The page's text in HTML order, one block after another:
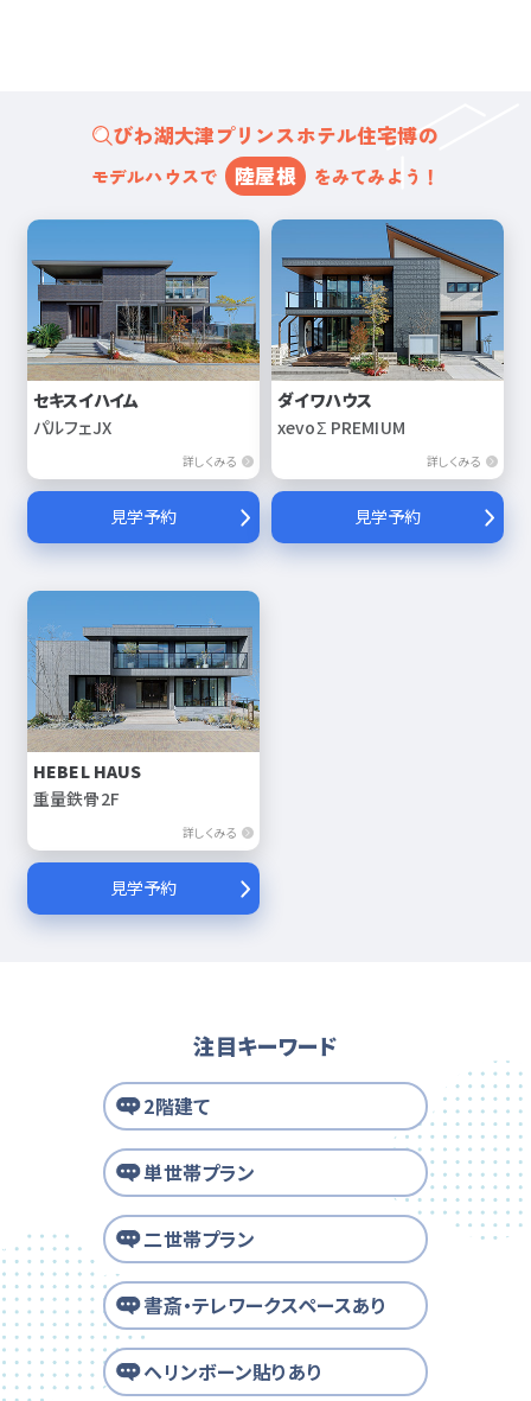
びわ湖大津プリンスホテル住宅博の
モデルハウスで 陸屋根 をみてみよう！
セキスイハイム
パルフェJX
詳しくみる
見学予約
ダイワハウス
xevoΣ PREMIUM
詳しくみる
見学予約
HEBEL HAUS
重量鉄骨2F
詳しくみる
見学予約
注目キーワード
2階建て
単世帯プラン
二世帯プラン
書斎・テレワークスペースあり
ヘリンボーン貼りあり